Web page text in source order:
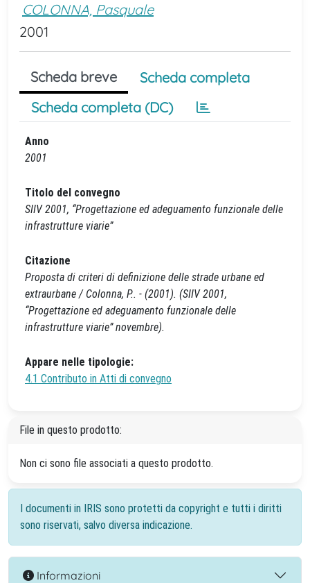
COLONNA, Pasquale
2001
Scheda breve
Scheda completa
Scheda completa (DC)
Anno
2001
Titolo del convegno
SIIV 2001, “Progettazione ed adeguamento funzionale delle
infrastrutture viarie”
Citazione
Proposta di criteri di definizione delle strade urbane ed
extraurbane / Colonna, P.. - (2001). (SIIV 2001,
“Progettazione ed adeguamento funzionale delle
infrastrutture viarie” novembre).
Appare nelle tipologie:
4.1 Contributo in Atti di convegno
File in questo prodotto:
Non ci sono file associati a questo prodotto.
I documenti in IRIS sono protetti da copyright e tutti i diritti
sono riservati, salvo diversa indicazione.
Informazioni